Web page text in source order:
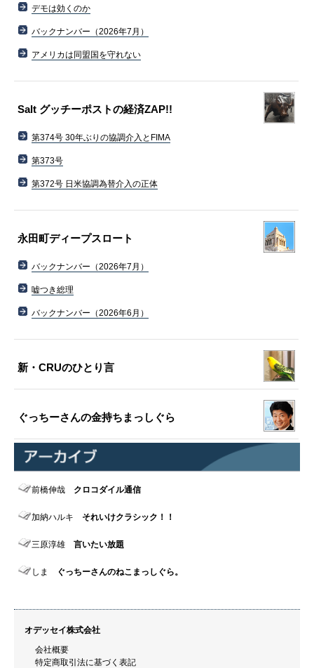
デモは効くのか
バックナンバー（2026年7月）
アメリカは同盟国を守れない
Salt グッチーポストの経済ZAP!!
第374号 30年ぶりの協調介入とFIMA
第373号
第372号 日米協調為替介入の正体
永田町ディープスロート
バックナンバー（2026年7月）
嘘つき総理
バックナンバー（2026年6月）
新・CRUのひとり言
ぐっちーさんの金持ちまっしぐら
前橋伸哉 クロコダイル通信
加納ハルキ それいけクラシック！！
三原淳雄 言いたい放題
しま ぐっちーさんのねこまっしぐら。
オデッセイ株式会社
会社概要
特定商取引法に基づく表記